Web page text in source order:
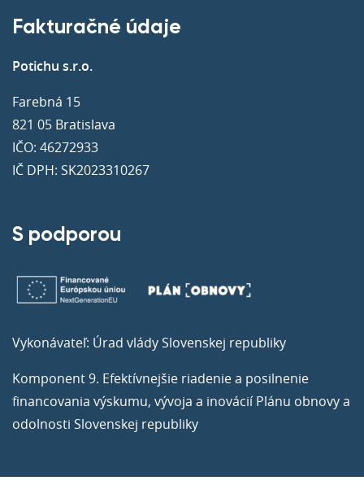
Fakturačné údaje
Potichu s.r.o.
Farebná 15
821 05 Bratislava
IČO: 46272933
IČ DPH: SK2023310267
S podporou
Vykonávateľ: Úrad vlády Slovenskej republiky
Komponent 9. Efektívnejšie riadenie a posilnenie
financovania výskumu, vývoja a inovácií Plánu obnovy a
odolnosti Slovenskej republiky